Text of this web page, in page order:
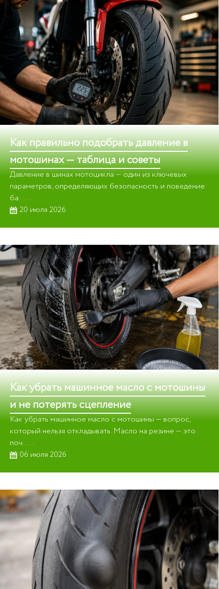
Как правильно подобрать давление в
мотошинах — таблица и советы
Давление в шинах мотоцикла — один из ключевых
параметров, определяющих безопасность и поведение
ба.....
20 июля 2026
Как убрать машинное масло с мотошины
и не потерять сцепление
Как убрать машинное масло с мотошины — вопрос,
который нельзя откладывать. Масло на резине — это
поч.....
06 июля 2026